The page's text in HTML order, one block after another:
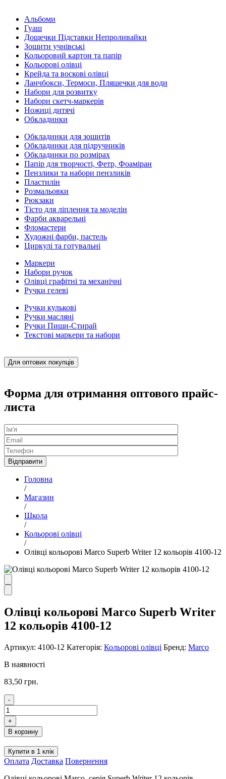
Альбоми
Гуаш
Дощечки Підставки Непроливайки
Зошити учнівські
Кольоровий картон та папір
Кольорові олівці
Крейда та воскові олівці
Ланчбокси, Термоси, Пляшечки для води
Набори для розвитку
Набори скетч-маркерів
Ножиці дитячі
Обкладинки
Обкладинки для зошитів
Обкладинки для підручників
Обкладинки по розмірах
Папір для творчості, Фетр, Фоаміран
Пензлики та набори пензликів
Пластилін
Розмальовки
Рюкзаки
Тісто для ліплення та моделін
Фарби акварельні
Фломастери
Художні фарби, пастель
Циркулі та готувальні
Маркери
Набори ручок
Олівці графітні та механічні
Ручки гелеві
Ручки кулькові
Ручки масляні
Ручки Пиши-Стирай
Текстові маркери та набори
Для оптових покупців
Форма для отримання оптового прайс-
листа
Головна
/
Магазин
/
Школа
/
Кольорові олівці
/
Олівці кольорові Marco Superb Writer 12 кольорів 4100-12
Олівці кольорові Marco Superb Writer
12 кольорів 4100-12
Артикул: 4100-12 Категорія: Кольорові олівці Бренд: Marco
В наявності
83,50 грн.
-
Олівці
кольорові
Marco
Superb
Writer
12
кольорів
+
В корзину
Купити в 1 клік
Оплата Доставка Повернення